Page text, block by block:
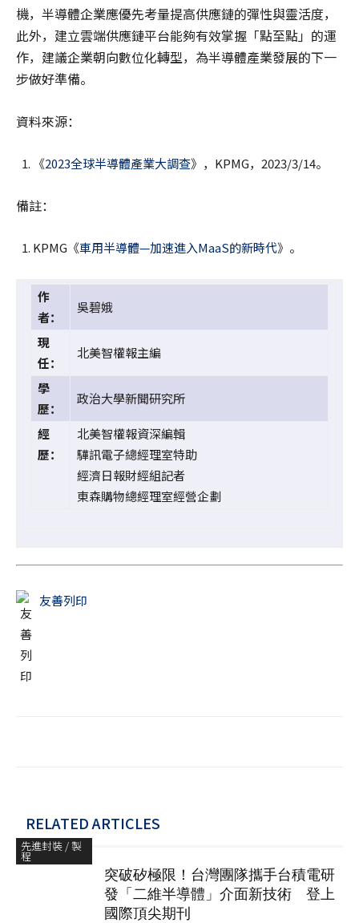
機，半導體企業應優先考量提高供應鏈的彈性與靈活度，
此外，建立雲端供應鏈平台能夠有效掌握「點至點」的運
作，建議企業朝向數位化轉型，為半導體產業發展的下一
步做好準備。
資料來源：
《2023全球半導體產業大調查》，KPMG，2023/3/14。
備註：
KPMG《車用半導體—加速進入MaaS的新時代》。
作
者：
吳碧娥
現
任：
北美智權報主編
學
歷：
政治大學新聞研究所
經
歷：
北美智權報資深編輯
驊訊電子總經理室特助
經濟日報財經組記者
東森購物總經理室經營企劃
友善列印
RELATED ARTICLES
先進封裝 / 製
程
突破矽極限！台灣團隊攜手台積電研
發「二維半導體」介面新技術 登上
國際頂尖期刊